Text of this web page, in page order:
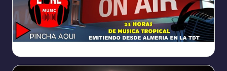
https://broadcast.radioponiente.org:8066/index.html?sid=1